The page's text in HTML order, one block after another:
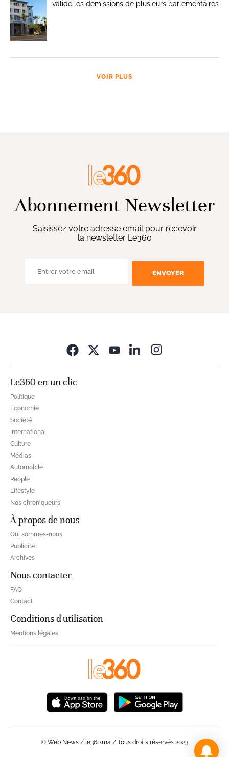
valide les démissions de plusieurs parlementaires
VOIR PLUS
Abonnement Newsletter
Saisissez votre adresse email pour recevoir
la newsletter Le360
ENVOYER
Le360 en un clic
Politique
Economie
Société
International
Culture
Médias
Automobile
People
Lifestyle
Nos chroniqueurs
À propos de nous
Qui sommes-nous
Publicité
Archives
Nous contacter
FAQ
Contact
Conditions d'utilisation
Mentions légales
© Web News / le360.ma / Tous droits réservés 2023